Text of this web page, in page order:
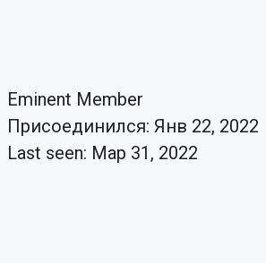
Eminent Member
Присоединился: Янв 22, 2022
Last seen: Мар 31, 2022